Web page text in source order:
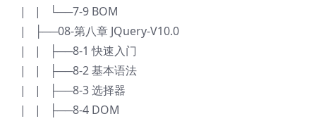
| | └──7-9 BOM
| ├──08-第八章 JQuery-V10.0
| | ├──8-1 快速入门
| | ├──8-2 基本语法
| | ├──8-3 选择器
| | ├──8-4 DOM